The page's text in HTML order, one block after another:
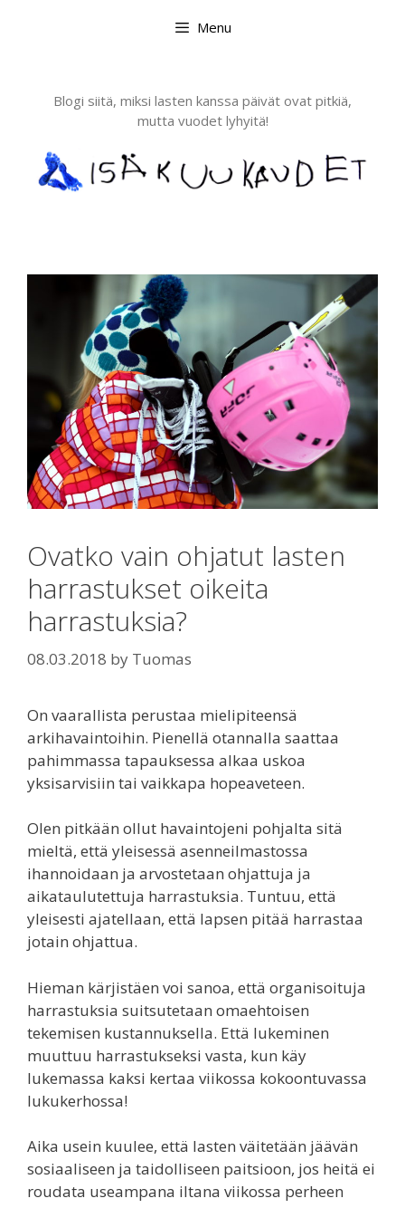
Menu
Blogi siitä, miksi lasten kanssa päivät ovat pitkiä,
mutta vuodet lyhyitä!
Ovatko vain ohjatut lasten
harrastukset oikeita
harrastuksia?
08.03.2018 by Tuomas
On vaarallista perustaa mielipiteensä
arkihavaintoihin. Pienellä otannalla saattaa
pahimmassa tapauksessa alkaa uskoa
yksisarvisiin tai vaikkapa hopeaveteen.
Olen pitkään ollut havaintojeni pohjalta sitä
mieltä, että yleisessä asenneilmastossa
ihannoidaan ja arvostetaan ohjattuja ja
aikataulutettuja harrastuksia. Tuntuu, että
yleisesti ajatellaan, että lapsen pitää harrastaa
jotain ohjattua.
Hieman kärjistäen voi sanoa, että organisoituja
harrastuksia suitsutetaan omaehtoisen
tekemisen kustannuksella. Että lukeminen
muuttuu harrastukseksi vasta, kun käy
lukemassa kaksi kertaa viikossa kokoontuvassa
lukukerhossa!
Aika usein kuulee, että lasten väitetään jäävän
sosiaaliseen ja taidolliseen paitsioon, jos heitä ei
roudata useampana iltana viikossa perheen